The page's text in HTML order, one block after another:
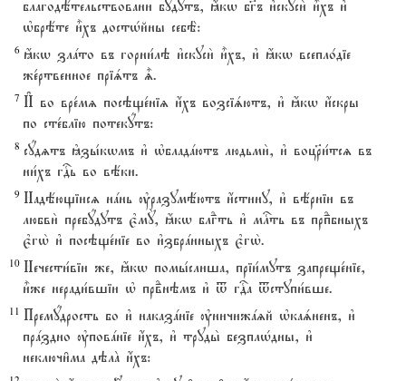
благодётельствовани бyдутъ, ћкw бг7ъ и3скуси2 и5хъ и3
њбрёте и5хъ достHйны себЁ:
6 ћкw злaто въ горни1лэ и3скуси2 и5хъ, и3 ћкw всепло1діе
же1ртвенное пріsтъ |.
7 И# во вре1мz посэще1ніz и4хъ возсіsютъ, и3 ћкw и4скры
по сте1блію потекyтъ:
8 сyдzтъ kзы1кwмъ и3 њбладaютъ людьми2, и3 воцRи1тсz въ
ни1хъ гDь во вёки.
9 Надёющіисz нaнь ўразумёютъ и4стину, и3 вёрніи въ
любви2 пребyдутъ є3мY, ћкw блгdть и3 млcть въ прпdбныхъ
є3гw2 и3 посэще1ніе во и3збрaнныхъ є3гw2.
10 Нечести1віи же, ћкw помы1слиша, пріи1мутъ запреще1ніе,
и5же неради1вшіи њ првdнэмъ и3 t гDа tступи1вше.
11 Премyдрость бо и3 наказaніе ўничижazй њкаsненъ, и3
прaздно ўповaніе и4хъ, и3 труды2 безплHдны, и3
неключи6ма дэлA и4хъ: